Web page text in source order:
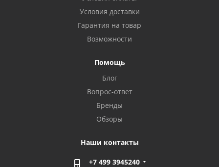
Условия доставки
Гарантия на товар
Возможности
Помощь
Блог
Вопрос-ответ
Бренды
Обзоры
Наши контакты
+7 499 3945240